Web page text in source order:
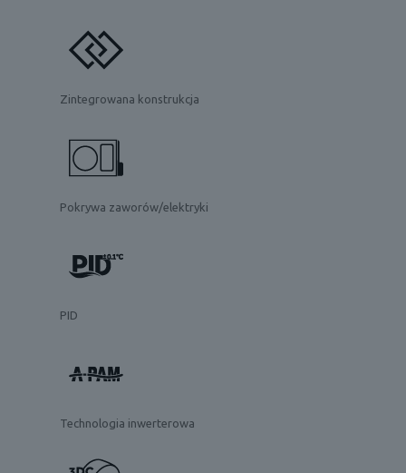
Zintegrowana konstrukcja
Pokrywa zaworów/elektryki
PID
Technologia inwerterowa